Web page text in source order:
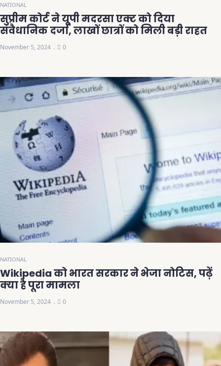
NATIONAL
सुप्रीम कोर्ट ने यूपी मदरसा एक्ट को दिया
संवैधानिक दर्जा, लाखों छात्रों को मिली बड़ी राहत
November 5, 2024 0
NATIONAL
Wikipedia को भारत सरकार ने भेजा नोटिस, पढ़ें
क्या है पूरा मामला
November 5, 2024 0